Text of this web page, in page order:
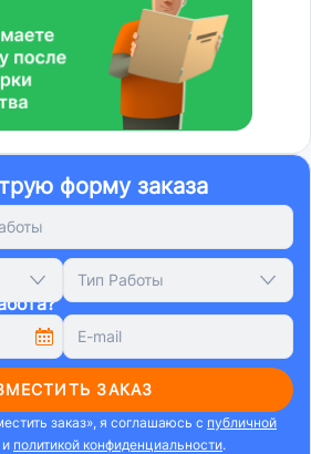
форму заказа
Тип Работы
ЗАКАЗ
заказ», я соглашаюсь с публичной
и политикой конфиденциальности.